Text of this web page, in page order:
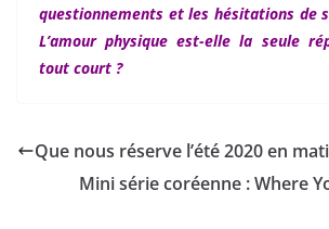
questionnements et les hésitations de
L’amour physique est-elle la seule
tout court ?
Que nous réserve l’été 2020 en
Mini série coréenne : Where